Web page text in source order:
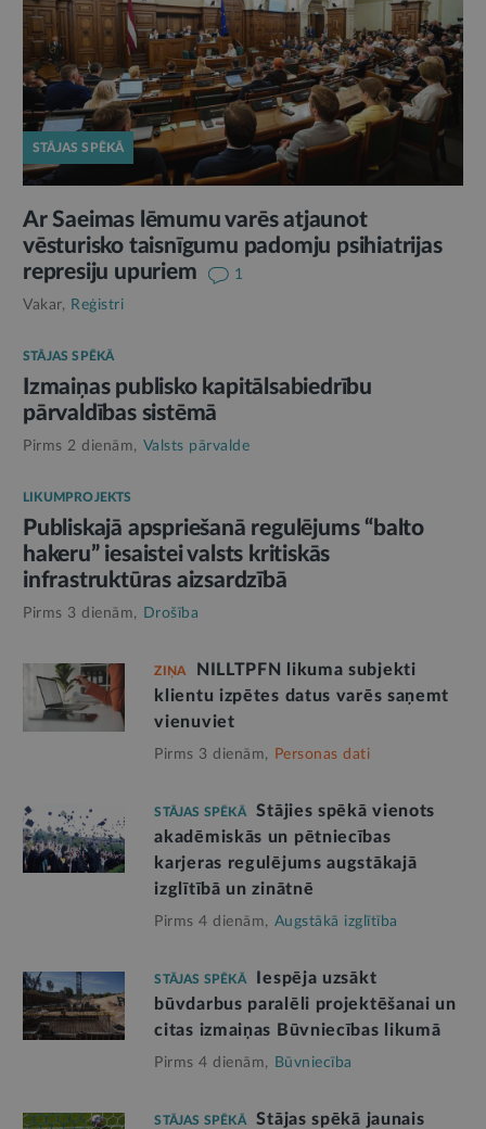
STĀJAS SPĒKĀ
Ar Saeimas lēmumu varēs atjaunot
vēsturisko taisnīgumu padomju psihiatrijas
represiju upuriem
1
Vakar, Reģistri
STĀJAS SPĒKĀ
Izmaiņas publisko kapitālsabiedrību
pārvaldības sistēmā
Pirms 2 dienām, Valsts pārvalde
LIKUMPROJEKTS
Publiskajā apspriešanā regulējums “balto
hakeru” iesaistei valsts kritiskās
infrastruktūras aizsardzībā
Pirms 3 dienām, Drošība
ZIŅA
NILLTPFN likuma subjekti
klientu izpētes datus varēs saņemt
vienuviet
Pirms 3 dienām, Personas dati
STĀJAS SPĒKĀ
Stājies spēkā vienots
akadēmiskās un pētniecības
karjeras regulējums augstākajā
izglītībā un zinātnē
Pirms 4 dienām, Augstākā izglītība
STĀJAS SPĒKĀ
Iespēja uzsākt
būvdarbus paralēli projektēšanai un
citas izmaiņas Būvniecības likumā
Pirms 4 dienām, Būvniecība
STĀJAS SPĒKĀ
Stājas spēkā jaunais